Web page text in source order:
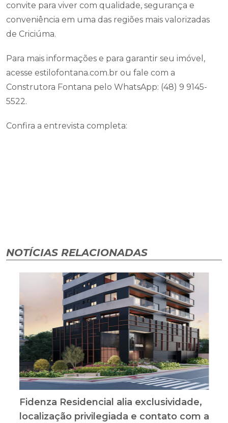
convite para viver com qualidade, segurança e
conveniência em uma das regiões mais valorizadas
de Criciúma.
Para mais informações e para garantir seu imóvel,
acesse estilofontana.com.br ou fale com a
Construtora Fontana pelo WhatsApp: (48) 9 9145-
5522.
Confira a entrevista completa:
NOTÍCIAS RELACIONADAS
Fidenza Residencial alia exclusividade,
localização privilegiada e contato com a